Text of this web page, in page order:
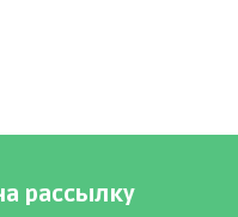
рассылку